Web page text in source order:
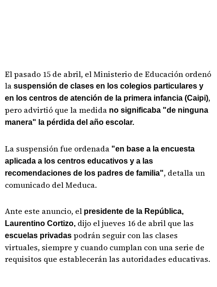
El pasado 15 de abril, el Ministerio de Educación ordenó
la suspensión de clases en los colegios particulares y
en los centros de atención de la primera infancia (Caipi),
pero advirtió que la medida no significaba "de ninguna
manera" la pérdida del año escolar.
La suspensión fue ordenada "en base a la encuesta
aplicada a los centros educativos y a las
recomendaciones de los padres de familia", detalla un
comunicado del Meduca.
Ante este anuncio, el presidente de la República,
Laurentino Cortizo, dijo el jueves 16 de abril que las
escuelas privadas podrán seguir con las clases
virtuales, siempre y cuando cumplan con una serie de
requisitos que establecerán las autoridades educativas.